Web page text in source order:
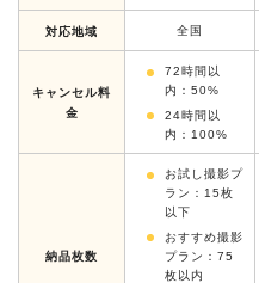
対応地域 全国
キャンセル料
金
72時間以
内：50%
24時間以
内：100%
納品枚数
お試し撮影プ
ラン：15枚
以下
おすすめ撮影
プラン：75
枚以内